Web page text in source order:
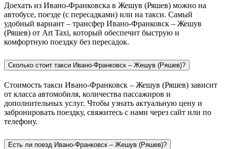
Доехать из Ивано-Франковска в Жешув (Ряшев) можно на
автобусе, поезде (с пересадками) или на такси. Самый
удобный вариант – трансфер Ивано-Франковск – Жешув
(Ряшев) от Art Taxi, который обеспечит быструю и
комфортную поездку без пересадок.
Сколько стоит такси Ивано-Франковск – Жешув (Ряшев)?
Стоимость такси Ивано-Франковск – Жешув (Ряшев) зависит
от класса автомобиля, количества пассажиров и
дополнительных услуг. Чтобы узнать актуальную цену и
забронировать поездку, свяжитесь с нами через сайт или по
телефону.
Есть ли поезд Ивано-Франковск – Жешув (Ряшев)?